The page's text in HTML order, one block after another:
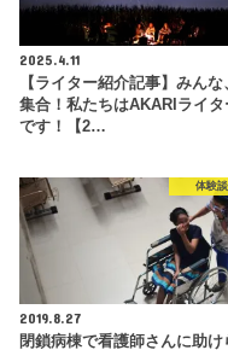
2025.4.11
【ライター紹介記事】みんな
集合！私たちはAKARIライタ
です！【2…
体験談
2019.8.27
閉鎖病棟で看護師さんに助け